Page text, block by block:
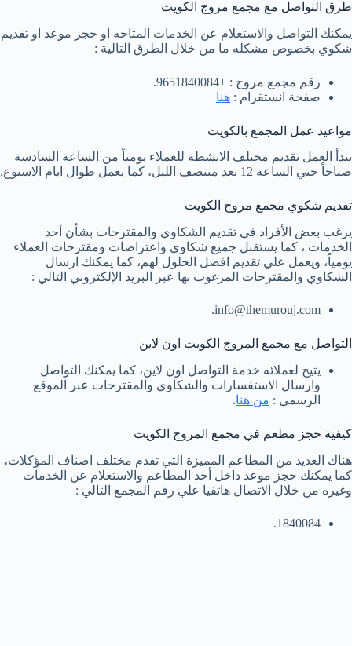
طرق التواصل مع مجمع مروج الكويت
يمكنك التواصل والاستعلام عن الخدمات المتاحه او حجز موعد او تقديم
شكوي بخصوص مشكله ما من خلال الطرق التالية :
رقم مجمع مروج : +9651840084.
صفحة انستقرام : هنا
مواعيد عمل المجمع بالكويت
يبدأ العمل تقديم مختلف الانشطة للعملاء يومياً من الساعة السادسة
صباحاً حتي الساعة 12 بعد منتصف الليل، كما يعمل طوال ايام الاسبوع.
تقديم شكوي مجمع مروج الكويت
يرغب بعض الأفراد في تقديم الشكاوي والمقترحات بشأن أحد
الخدمات ، كما يستقبل جميع شكاوي واعتراضات ومقترحات العملاء
يومياً، ويعمل علي تقديم افضل الحلول لهم، كما يمكنك ارسال
الشكاوي والمقترحات المرغوب بها عبر البريد الإلكتروني التالي :
info@themurouj.com
.
التواصل مع مجمع المروج الكويت اون لاين
يتيح لعملائه خدمة التواصل اون لاين، كما يمكنك التواصل
وارسال الاستفسارات والشكاوي والمقترحات عبر الموقع
الرسمي : من هنا.
كيفية حجز مطعم في مجمع المروج الكويت
هناك العديد من المطاعم المميزة التي تقدم مختلف اصناف المؤكلات،
كما يمكنك حجز موعد داخل أحد المطاعم والاستعلام عن الخدمات
وغيره من خلال الاتصال هاتفيا علي رقم المجمع التالي :
1840084.